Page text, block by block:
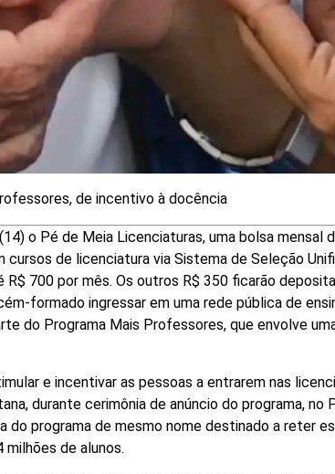
de incentivo à docência
o Pé de Meia Licenciaturas, uma bolsa mensal
de licenciatura via Sistema de Seleção
700 por mês. Os outros R$ 350 ficarão
formado ingressar em uma rede pública de
do Programa Mais Professores, que envolve
e incentivar as pessoas a entrarem nas
durante cerimônia de anúncio do programa, no
do programa de mesmo nome destinado a reter
milhões de alunos.